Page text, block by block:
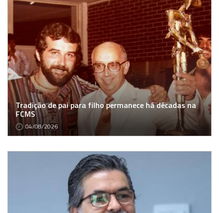
Tradição de pai para filho permanece há décadas na
FCMS
04/08/2026